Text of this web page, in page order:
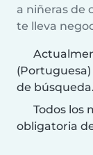
a niñeras de
te lleva
de búsqueda.
Todos los
obligatoria